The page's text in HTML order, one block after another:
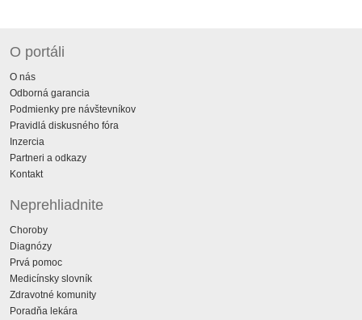
O portáli
O nás
Odborná garancia
Podmienky pre návštevníkov
Pravidlá diskusného fóra
Inzercia
Partneri a odkazy
Kontakt
Neprehliadnite
Choroby
Diagnózy
Prvá pomoc
Medicínsky slovník
Zdravotné komunity
Poradňa lekára